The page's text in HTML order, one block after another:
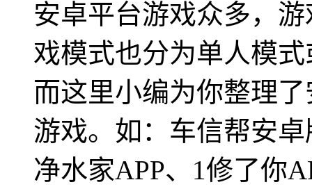
安卓平台游戏众多，
戏模式也分为单人模
而这里小编为你整理
游戏。如：车信帮安
净水家APP、1修了你